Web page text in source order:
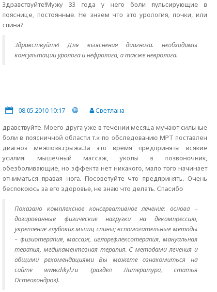
Здравствуйте!Мужу 33 года у него боли пульсирующие в
пояснице, постоянные. Не знаем что это урология, почки, или
спина?
Здравствуйте! Для выяснения диагноза. необходимы
консультации уролога и нефролога, а также невролога.
08.05.2010 10:17 -
Светлана
дравствуйте. Моего друга уже в течении месяца мучают сильные
боли в поясничной области т.к по обследованию МРТ поставлен
диагноз межпозв.грыжа.За это время предприняты всякие
усилия: мышечный массаж, уколы в позвоночник,
обезболивающие, но эффекта нет никакого, мало того начинает
отниматься правая нога. Посоветуйте что предпринять. Очень
беспокоюсь за его здоровье, не знаю что делать. Спасибо
Показано комплексное консервативное лечение: основа –
дозированные физические нагрузки на декомпрессию,
укрепление глубоких мышц спины; вспомогательные методы
– физиотерапия, массаж, иглорефлексотерапия, мануальная
терапия, медикаментозная терапия. С методами лечения и
общими рекомендациями Вы можете ознакомиться на
сайте www.dikyl.ru (раздел Литература, статья
Остеохондроз).